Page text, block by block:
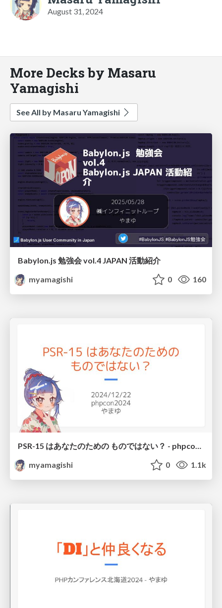
August 31, 2024
More Decks by Masaru
Yamagishi
See All by Masaru Yamagishi
Babylon.js 勉強会 vol.4 JAPAN 活動紹介
myamagishi
0 160
myamagishi
0 1.1k